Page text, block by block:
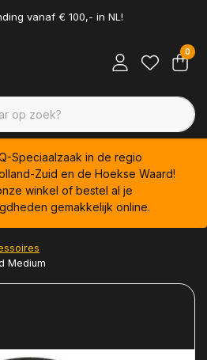
vanaf € 100,- in NL!
0
Speciaalzaak in de regio
Zuid en de Hoekse Waard!
winkel of bestel al je
gemakkelijk online.
Medium